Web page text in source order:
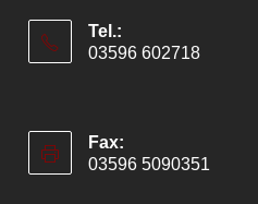
Tel.:
03596 602718
Fax:
03596 5090351